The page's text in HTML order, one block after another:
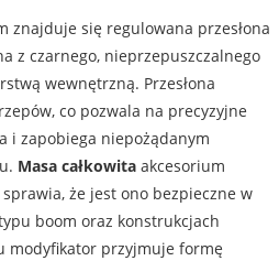
znajduje się regulowana przesłona
z czarnego, nieprzepuszczalnego
wewnętrzną. Przesłona
co pozwala na precyzyjne
i zapobiega niepożądanym
Masa całkowitaakcesorium
że jest ono bezpieczne w
boom oraz konstrukcjach
modyfikator przyjmuje formę